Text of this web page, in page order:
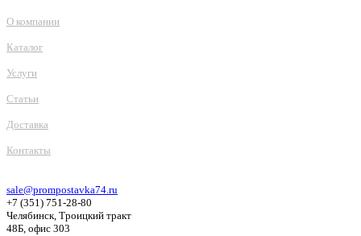
О компании
Каталог
Услуги
Статьи
Доставка
Контакты
sale@prompostavka74.ru
+7 (351) 751-28-80
Челябинск, Троицкий тракт
48Б, офис 303